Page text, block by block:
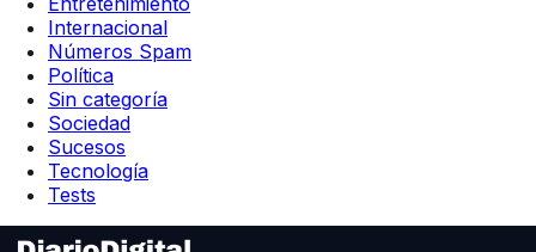
Internacional
Números Spam
Política
Sin categoría
Sociedad
Sucesos
Tecnología
Tests